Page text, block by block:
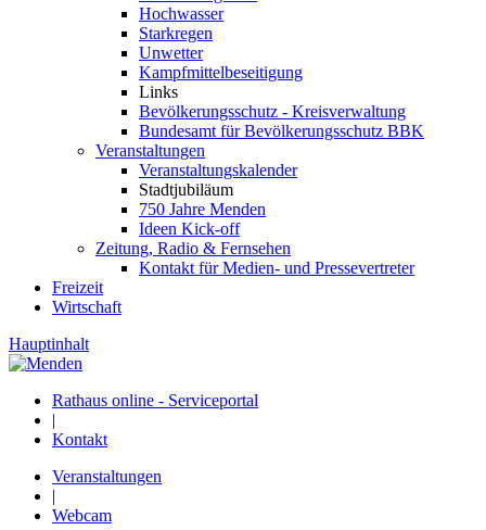
Hochwasser
Starkregen
Unwetter
Kampfmittelbeseitigung
Links
Bevölkerungsschutz - Kreisverwaltung
Bundesamt für Bevölkerungsschutz BBK
Veranstaltungen
Veranstaltungskalender
Stadtjubiläum
750 Jahre Menden
Ideen Kick-off
Zeitung, Radio & Fernsehen
Kontakt für Medien- und Pressevertreter
Freizeit
Wirtschaft
Hauptinhalt
Rathaus online - Serviceportal
|
Kontakt
Veranstaltungen
|
Webcam